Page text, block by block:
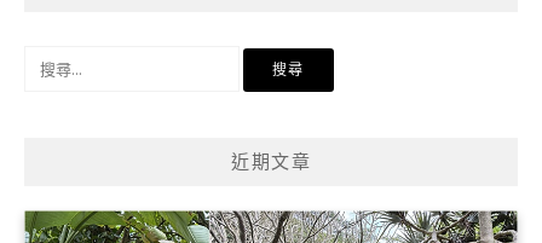
近期文章